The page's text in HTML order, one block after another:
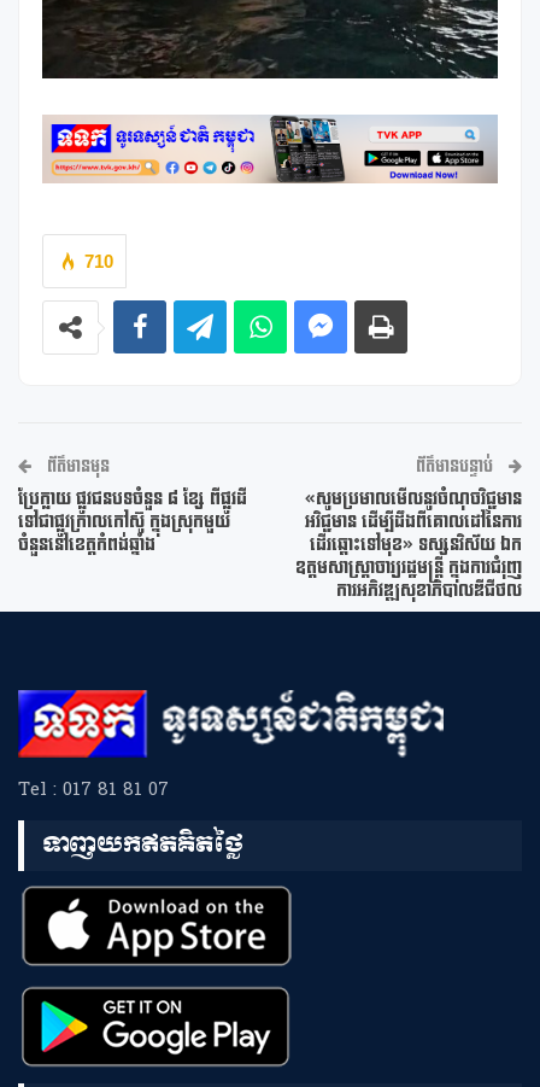
710
ព័ត៌មានមុន
ប្រែក្លាយ ផ្លូវជនបទចំនួន ៨ ខ្សែ ពីផ្លូវដី
ទៅជាផ្លូវក្រាលកៅស៊ូ ក្នុងស្រុកមួយ
ចំនួននៅខេត្តកំពង់ឆ្នាំង
ព័ត៌មានបន្ទាប់
«សូមប្រមាលមើលនូវចំណុចវិជ្ជមាន
អវិជ្ជមាន ដើម្បីដឹងពីគោលដៅនៃការ
ដើរឆ្ពោះទៅមុខ» ទស្សនវិស័យ ឯក
ឧត្តមសាស្ត្រាចារ្យរដ្ឋមន្ត្រី ក្នុងការជំរុញ
ការអភិវឌ្ឍសុខាភិបាលឌីជីថល
Tel : 017 81 81 07
ទាញយកឥតគិតថ្លៃ